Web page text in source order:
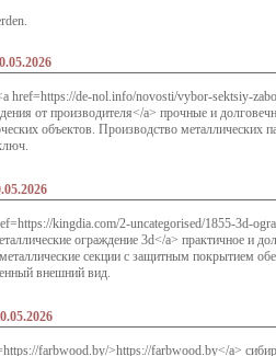
href=https://de-nol.info/novosti/vybor-sektsiy-
от производителя</a> прочные и
объектов. Производство металлических
kingdia.com/2-uncategorised/1855-3d-
ограждение 3d</a> практичное и
секции с защитным покрытием
внешний вид.
farbwood.by/>https://farbwood.by</a>